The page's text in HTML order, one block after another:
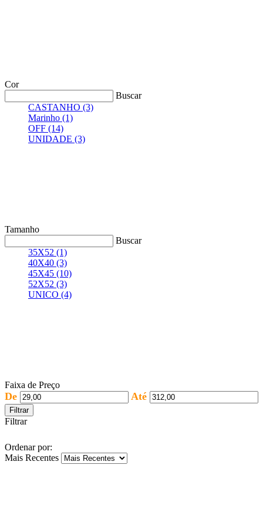
Cor
Buscar
CASTANHO (3)
Marinho (1)
OFF (14)
UNIDADE (3)
Tamanho
Buscar
35X52 (1)
40X40 (3)
45X45 (10)
52X52 (3)
UNICO (4)
Faixa de Preço
De Até
Filtrar
Filtrar
Ordenar por:
Mais Recentes